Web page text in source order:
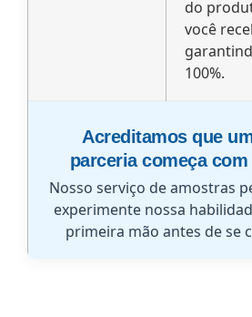
do
você
100%.
Acreditamos que
parceria começa
Nosso serviço de amostras
experimente nossa
primeira mão antes de se